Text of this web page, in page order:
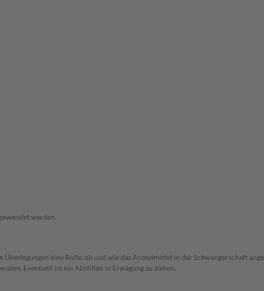
werden.
eine Rolle, ob und wie das Arzneimittel in der Schwangerschaft
Eventuell ist ein Abstillen in Erwägung zu ziehen.